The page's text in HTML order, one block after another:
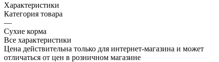
Характеристики
Категория товара
—
Сухие корма
Все характеристики
Цена действительна только для интернет-магазина и может
отличаться от цен в розничном магазине